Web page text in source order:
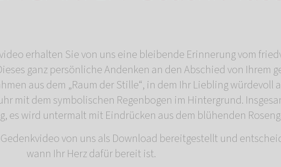
erhalten Sie von uns eine bleibende Erinnerung vom
ganz persönliche Andenken an den Abschied von Ihrem
aus dem „Raum der Stille“, in dem Ihr Liebling würdevoll
mit dem symbolischen Regenbogen im Hintergrund.
es wird untermalt mit Eindrücken aus dem blühenden
Gedenkvideo von uns als Download bereitgestellt und
wann Ihr Herz dafür bereit ist.